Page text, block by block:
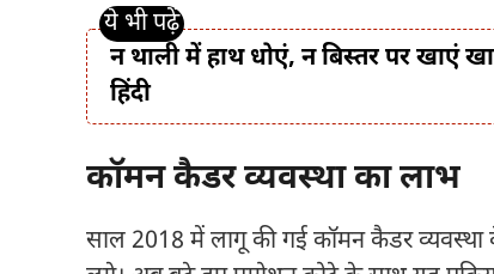
न थाली में हाथ धोएं, न बिस्तर पर खाएं
हिंदी
कॉमन कैडर व्यवस्था का लाभ
साल 2018 में लागू की गई कॉमन कैडर व्यवस्था के